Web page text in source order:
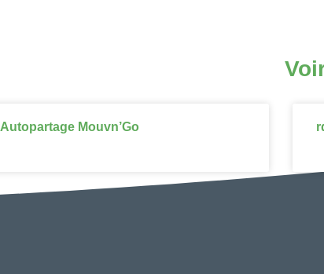
Autopartage Mouvn’Go